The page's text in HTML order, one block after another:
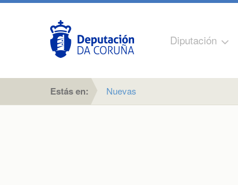
Diputación
Estás en: Nuevas